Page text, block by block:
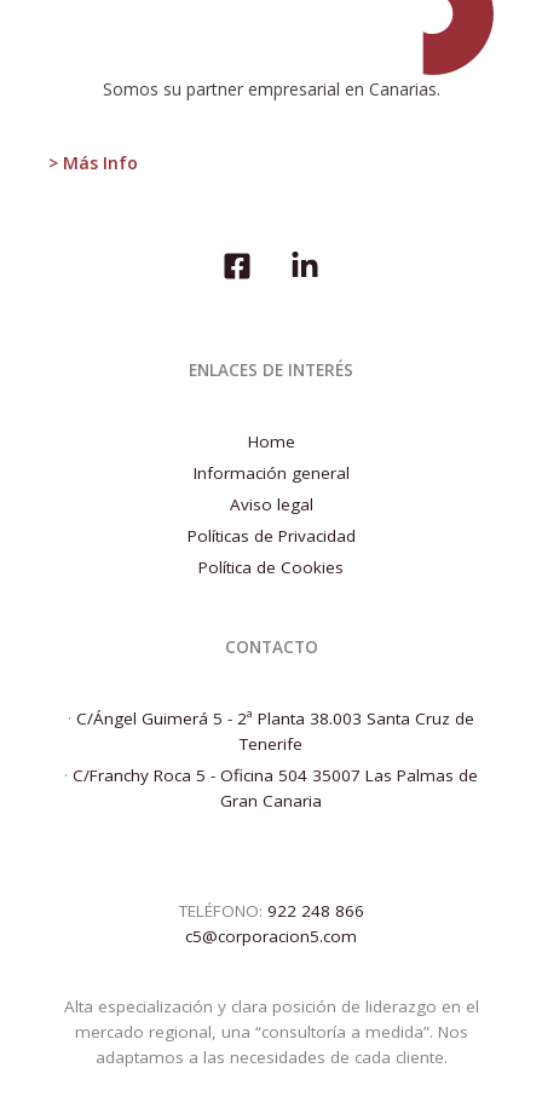
Somos su partner empresarial en Canarias.
> Más Info
ENLACES DE INTERÉS
Home
Información general
Aviso legal
Políticas de Privacidad
Política de Cookies
CONTACTO
· C/Ángel Guimerá 5 - 2ª Planta 38.003 Santa Cruz de
Tenerife
· C/Franchy Roca 5 - Oficina 504 35007 Las Palmas de
Gran Canaria
TELÉFONO: 922 248 866
c5@corporacion5.com
Alta especialización y clara posición de liderazgo en el
mercado regional, una “consultoría a medida”. Nos
adaptamos a las necesidades de cada cliente.